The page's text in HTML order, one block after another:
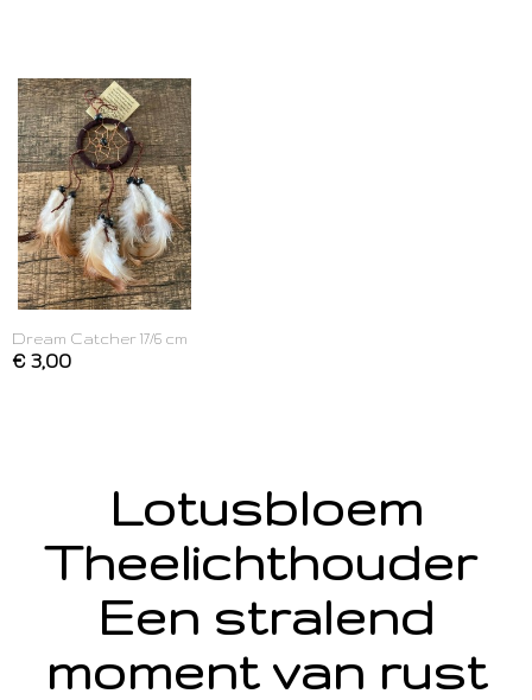
Dream Catcher 17/6 cm
€ 3,00
Lotusbloem
Theelichthouder
Een stralend
moment van rust